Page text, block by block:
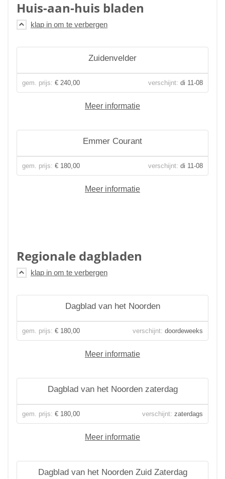
Huis-aan-huis bladen
Zuidenvelder
gem. prijs: € 240,00 verschijnt: di 11-08
Meer informatie
Emmer Courant
gem. prijs: € 180,00 verschijnt: di 11-08
Meer informatie
Regionale dagbladen
Dagblad van het Noorden
gem. prijs: € 180,00 verschijnt: doordeweeks
Meer informatie
Dagblad van het Noorden zaterdag
gem. prijs: € 180,00 verschijnt: zaterdags
Meer informatie
Dagblad van het Noorden Zuid Zaterdag